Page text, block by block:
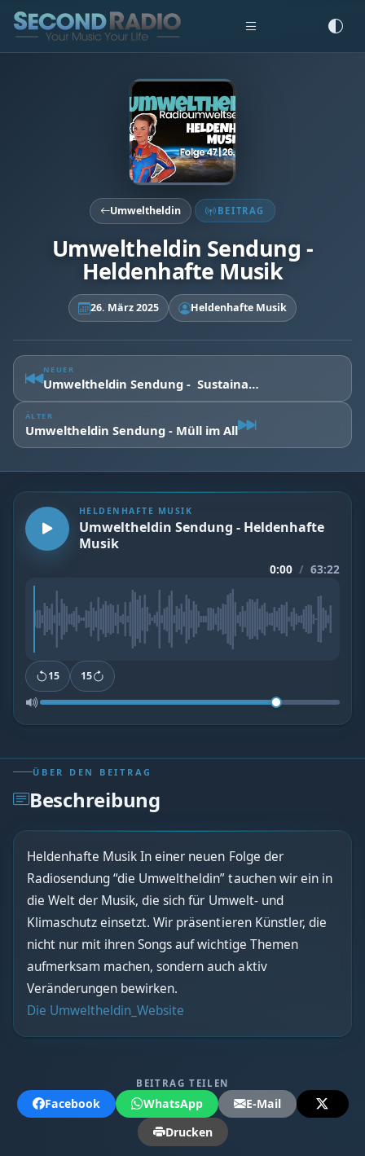
Umweltheldin BEITRAG
Umweltheldin Sendung -
Heldenhafte Musik
26. März 2025 Heldenhafte Musik
NEUER
Umweltheldin Sendung - Sustainable Cities
ÄLTER
Umweltheldin Sendung - Müll im All
HELDENHAFTE MUSIK
Umweltheldin Sendung - Heldenhafte
Musik
0:00 / 63:22
15 15
ÜBER DEN BEITRAG
Beschreibung
Heldenhafte Musik In einer neuen Folge der
Radiosendung “die Umweltheldin” tauchen wir ein in
die Welt der Musik, die sich für Umwelt- und
Klimaschutz einsetzt. Wir präsentieren Künstler, die
nicht nur mit ihren Songs auf wichtige Themen
aufmerksam machen, sondern auch aktiv
Veränderungen bewirken.
Die Umweltheldin_Website
BEITRAG TEILEN
Facebook WhatsApp
E-Mail
Drucken